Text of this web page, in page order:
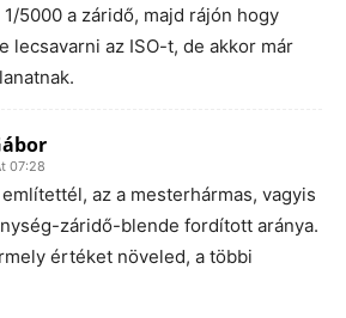
5000 a záridő, majd rájón hogy
lecsavarni az ISO-t, de akkor már
07:28
az a mesterhármas, vagyis
záridő-blende fordított aránya.
értéket növeled, a többi